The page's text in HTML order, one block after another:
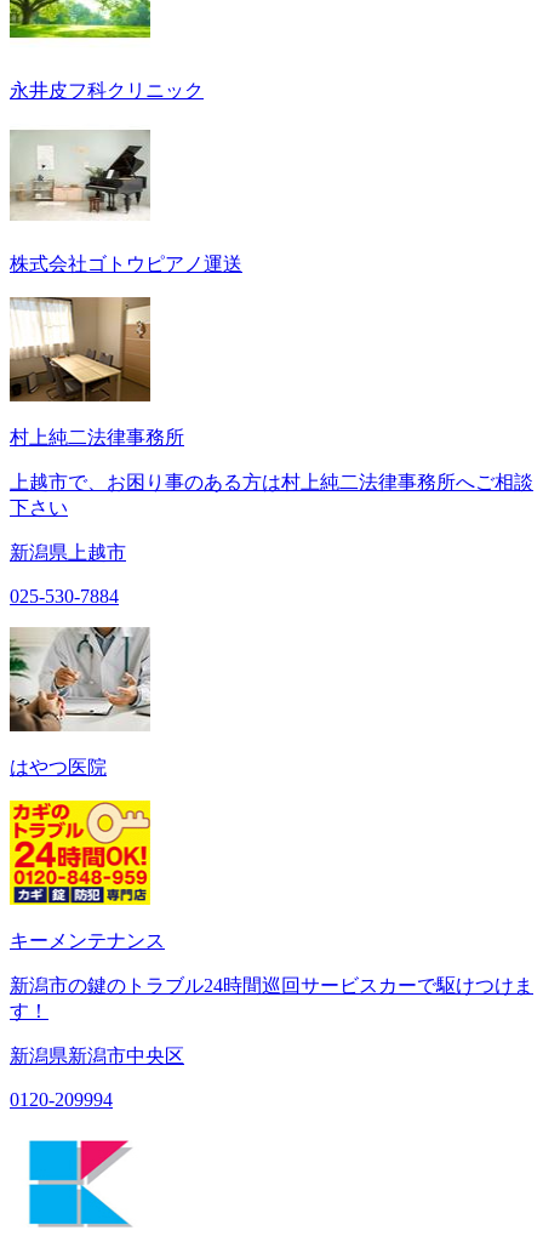
永井皮フ科クリニック
株式会社ゴトウピアノ運送
村上純二法律事務所
上越市で、お困り事のある方は村上純二法律事務所へご相談
下さい
新潟県上越市
025-530-7884
はやつ医院
キーメンテナンス
新潟市の鍵のトラブル24時間巡回サービスカーで駆けつけま
す！
新潟県新潟市中央区
0120-209994